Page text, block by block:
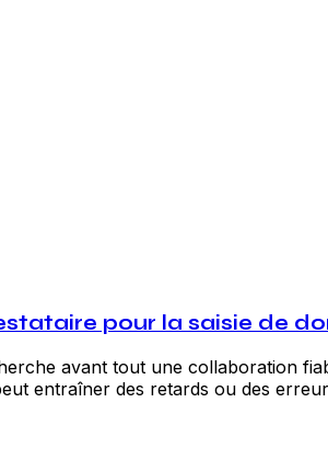
pour la saisie de
avant tout une collaboration
entraîner des retards ou des